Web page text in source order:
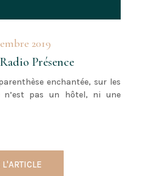
2019
Présence
enchantée, sur les
pas un hôtel, ni une
L'ARTICLE